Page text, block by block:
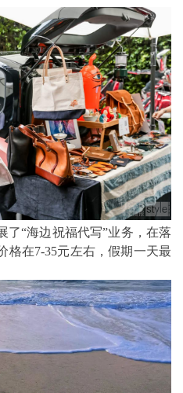
了“海边祝福代写”业务，在落
格在7-35元左右，假期一天最